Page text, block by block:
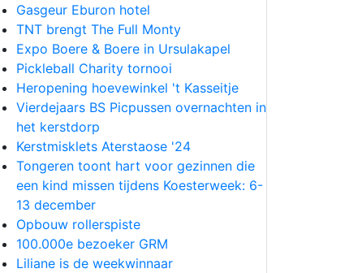
Gasgeur Eburon hotel
TNT brengt The Full Monty
Expo Boere & Boere in Ursulakapel
Pickleball Charity tornooi
Heropening hoevewinkel 't Kasseitje
Vierdejaars BS Picpussen overnachten in
het kerstdorp
Kerstmisklets Aterstaose '24
Tongeren toont hart voor gezinnen die
een kind missen tijdens Koesterweek: 6-
13 december
Opbouw rollerspiste
100.000e bezoeker GRM
Liliane is de weekwinnaar